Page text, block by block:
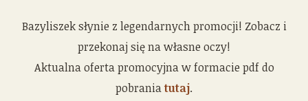
Bazyliszek słynie z legendarnych promocji! Zobacz i
przekonaj się na własne oczy!
Aktualna oferta promocyjna w formacie pdf do
pobraniatutaj.